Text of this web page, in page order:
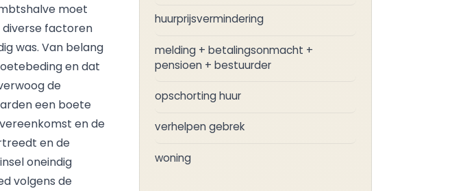
moet
diverse factoren
was. Van belang
en dat
de
een boete
en de
en de
oneindig
volgens de
huurprijsvermindering
melding + betalingsonmacht +
pensioen + bestuurder
opschorting huur
verhelpen gebrek
woning